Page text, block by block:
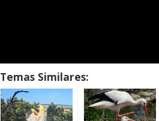
Temas Similares: